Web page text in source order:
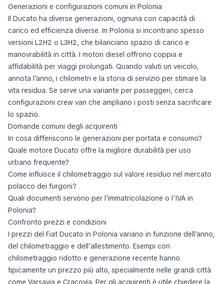
Generazioni e configurazioni comuni in Polonia
Il Ducato ha diverse generazioni, ognuna con capacità di
carico ed efficienza diverse. In Polonia si incontrano spesso
versioni L2H2 o L3H2, che bilanciano spazio di carico e
manovrabilità in città. I motori diesel offrono coppia e
affidabilità per viaggi prolungati. Quando valuti un veicolo,
annota l'anno, i chilometri e la storia di servizio per stimare la
vita residua. Se serve una variante per passeggeri, cerca
configurazioni crew van che ampliano i posti senza sacrificare
lo spazio.
Domande comuni degli acquirenti
In cosa differiscono le generazioni per portata e consumo?
Quale motore Ducato offre la migliore durabilità per uso
urbano frequente?
Come influisce il chilometraggio sul valore residuo nel mercato
polacco dei furgoni?
Quali documenti servono per l'immatricolazione o l’IVA in
Polonia?
Confronto prezzi e condizioni
I prezzi del Fiat Ducato in Polonia variano in funzione dell'anno,
del chilometraggio e dell’allestimento. Esempi con
chilometraggio ridotto e generazione recente hanno
tipicamente un prezzo più alto, specialmente nelle grandi città
come Varsavia e Cracovia. Per gli acquirenti è utile chiedere la